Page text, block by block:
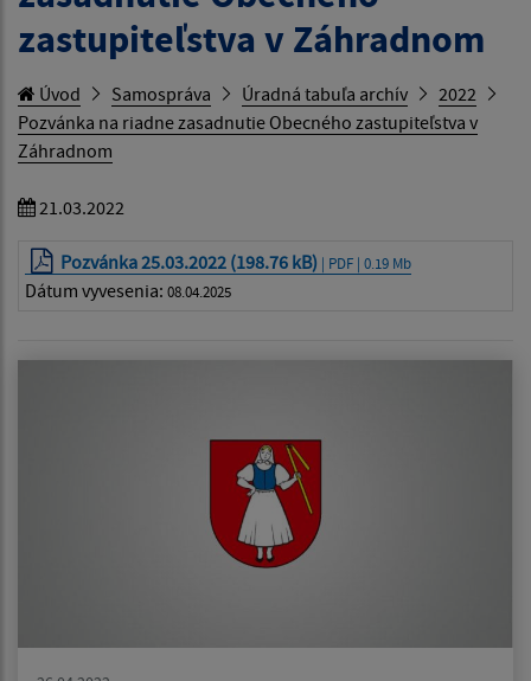
zastupiteľstva v Záhradnom
Úvod Samospráva Úradná tabuľa archív
2022
Pozvánka na riadne zasadnutie Obecného zastupiteľstva v
Záhradnom
21.03.2022
Pozvánka 25.03.2022 (198.76 kB) | PDF | 0.19 Mb
Dátum vyvesenia: 08.04.2025